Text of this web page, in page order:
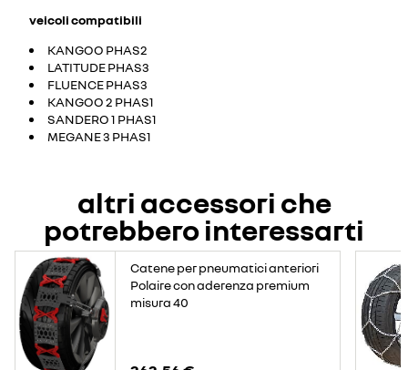
veicoli compatibili
KANGOO PHAS2
LATITUDE PHAS3
FLUENCE PHAS3
KANGOO 2 PHAS1
SANDERO 1 PHAS1
MEGANE 3 PHAS1
altri accessori che
potrebbero interessarti
Catene per pneumatici anteriori
Polaire con aderenza premium
misura 40